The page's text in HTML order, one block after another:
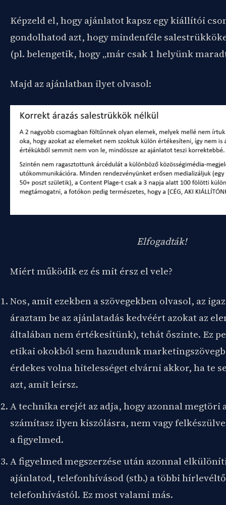
Képzeld el, hogy ajánlatot kapsz egy kiállítói
gondolhatod azt, hogy mindenféle
(pl. belengetik, hogy „már csak 1 helyünk
Majd az ajánlatban ilyet olvasol:
Elfogadták!
Miért működik ez és mit érsz el vele?
Nos, amit ezekben a szövegekben olvasol, az
áraztam be az ajánlatadás kedvéért azokat az
általában nem értékesítünk), tehát őszinte. Ez
etikai okokból sem hazudunk
érdekes volna hitelességet elvárni akkor, ha te
azt, amit leírsz.
A technika erejét az adja, hogy azonnal megtöri
számítasz ilyen kiszólásra, nem vagy
a figyelmed.
A figyelmed megszerzése után azonnal
ajánlatod, telefonhívásod (stb.) a többi
telefonhívástól. Ez most valami más.